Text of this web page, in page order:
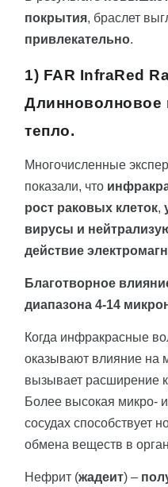
покрытия, браслет
привлекательно.
1) FAR InfraRed
Длинноволновое
тепло.
Многочисленные
показали, что
рост раковых клеток,
вирусы и
действие
Благотворное
диапазона 4-14
Когда инфракрасные
оказывают влияние на
вызывает расширение
Более высокая микро-
сосудах способствует
обмена веществ в
Нефрит (жадеит) –